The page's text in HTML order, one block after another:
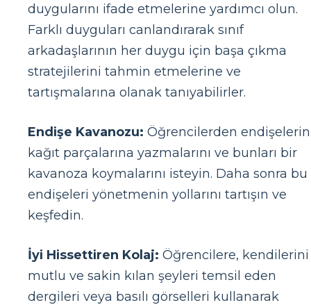
duygularını ifade etmelerine yardımcı olun.
Farklı duyguları canlandırarak sınıf
arkadaşlarının her duygu için başa çıkma
stratejilerini tahmin etmelerine ve
tartışmalarına olanak tanıyabilirler.
Endişe Kavanozu: Öğrencilerden
kağıt parçalarına yazmalarını ve bunları bir
kavanoza koymalarını isteyin. Daha sonra bu
endişeleri yönetmenin yollarını tartışın ve
keşfedin.
İyi Hissettiren Kolaj: Öğrencilere, kendilerini
mutlu ve sakin kılan şeyleri temsil eden
dergileri veya basılı görselleri kullanarak